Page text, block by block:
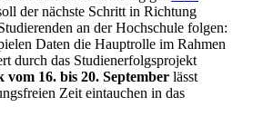
der nächste Schritt in Richtung
an der Hochschule folgen:
Daten die Hauptrolle im Rahmen
durch das Studienerfolgsprojekt
vom 16. bis 20. September lässt
Zeit eintauchen in das